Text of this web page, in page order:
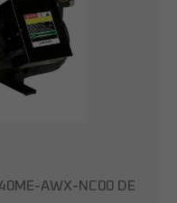
AWX-NC00 DE